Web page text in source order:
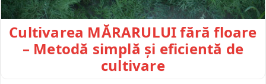
Cultivarea MĂRARULUI fără floare
– Metodă simplă și eficientă de
cultivare